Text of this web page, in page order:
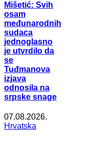
Mišetić: Svih
osam
međunarodnih
sudaca
jednoglasno
je utvrdilo da
se
Tuđmanova
izjava
odnosila na
srpske snage
07.08.2026.
Hrvatska